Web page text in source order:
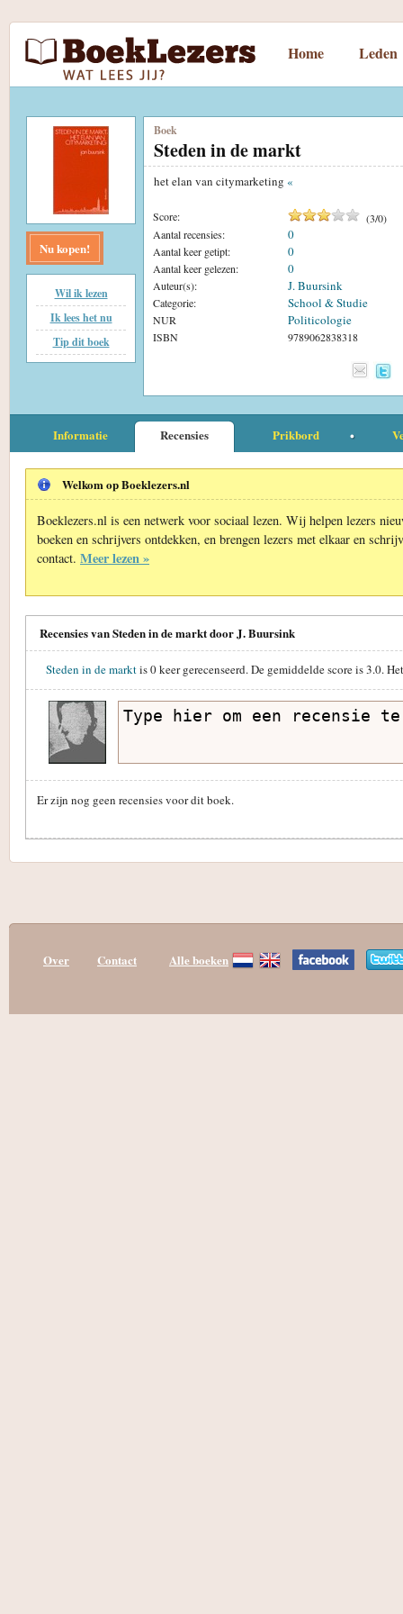
Home Leden
Nu kopen!
Wil ik lezen
Ik lees het nu
Tip dit boek
Boek
Steden in de markt
het elan van citymarketing «
Score: (3/0)
Aantal recensies:
0
Aantal keer getipt: 0
Aantal keer gelezen: 0
Auteur(s): J. Buursink
Categorie: School & Studie
NUR Politicologie
ISBN 9789062838318
Informatie Recensies Prikbord
Welkom op Boeklezers.nl
Boeklezers.nl is een netwerk voor sociaal lezen. Wij helpen lezers
boeken en schrijvers ontdekken, en brengen lezers met elkaar en
contact. Meer lezen »
Recensies van Steden in de markt door J. Buursink
Steden in de marktis0keer gerecenseerd. De gemiddelde score is3.0.
Er zijn nog geen recensies voor dit boek.
Over Contact Alle boeken